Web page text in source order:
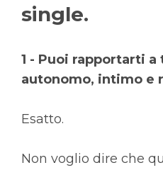
single.
1 - Puoi rapportarti
autonomo, intimo e
Esatto.
Non voglio dire che